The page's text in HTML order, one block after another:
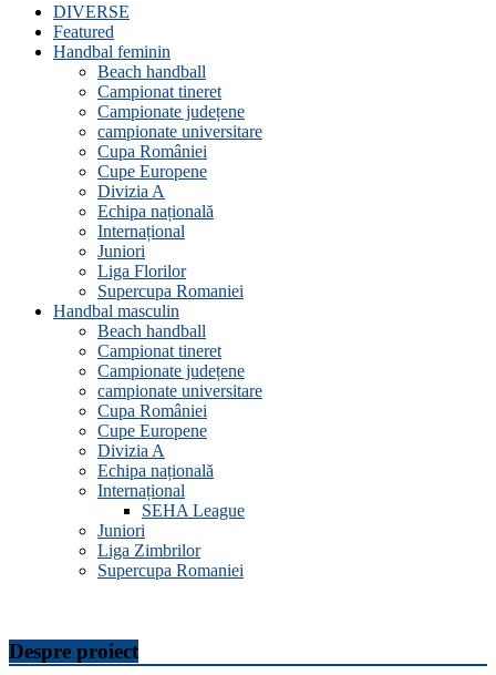
DIVERSE
Featured
Handbal feminin
Beach handball
Campionat tineret
Campionate județene
campionate universitare
Cupa României
Cupe Europene
Divizia A
Echipa națională
Internațional
Juniori
Liga Florilor
Supercupa Romaniei
Handbal masculin
Beach handball
Campionat tineret
Campionate județene
campionate universitare
Cupa României
Cupe Europene
Divizia A
Echipa națională
Internațional
SEHA League
Juniori
Liga Zimbrilor
Supercupa Romaniei
Despre proiect